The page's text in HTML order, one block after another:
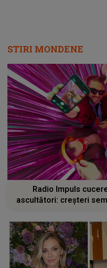
STIRI MONDENE
Radio Impuls
ascultători: creșteri